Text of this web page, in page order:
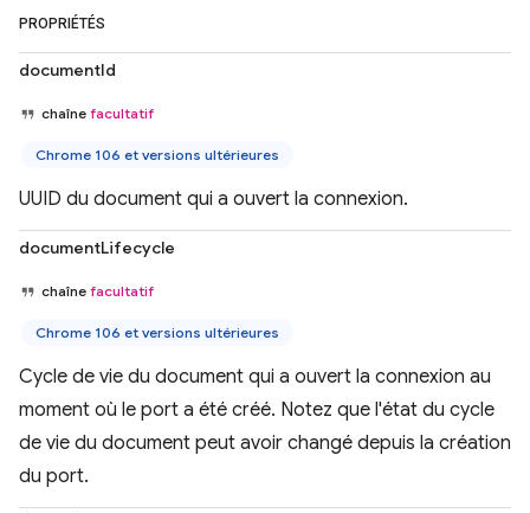
PROPRIÉTÉS
documentId
chaîne facultatif
Chrome 106 et versions ultérieures
UUID du document qui a ouvert la connexion.
documentLifecycle
chaîne facultatif
Chrome 106 et versions ultérieures
Cycle de vie du document qui a ouvert la connexion au
moment où le port a été créé. Notez que l'état du cycle
de vie du document peut avoir changé depuis la création
du port.